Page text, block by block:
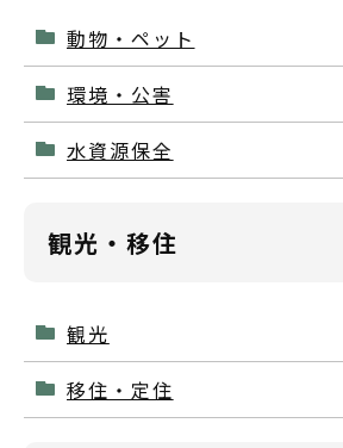
動物・ペット
環境・公害
水資源保全
観光・移住
観光
移住・定住